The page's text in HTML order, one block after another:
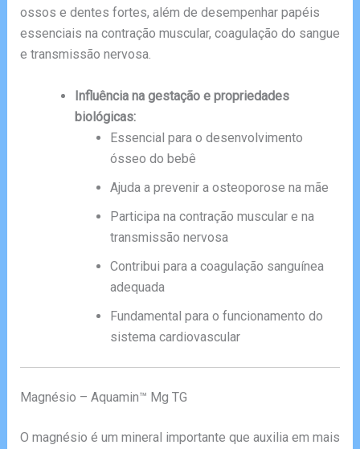
ossos e dentes fortes, além de desempenhar papéis
essenciais na contração muscular, coagulação do sangue
e transmissão nervosa.
Influência na gestação e propriedades
biológicas:
Essencial para o desenvolvimento
ósseo do bebê
Ajuda a prevenir a osteoporose na mãe
Participa na contração muscular e na
transmissão nervosa
Contribui para a coagulação sanguínea
adequada
Fundamental para o funcionamento do
sistema cardiovascular
Magnésio – Aquamin™ Mg TG
O magnésio é um mineral importante que auxilia em mais